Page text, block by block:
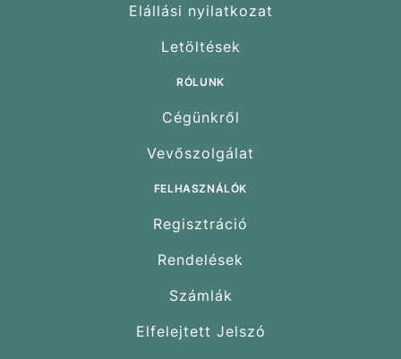
Elállási nyilatkozat
Letöltések
RÓLUNK
Cégünkről
Vevőszolgálat
FELHASZNÁLÓK
Regisztráció
Rendelések
Számlák
Elfelejtett Jelszó